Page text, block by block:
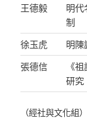
王德毅
明代
制
徐玉虎 明陳
張德信
《
研究
（經社與文化組